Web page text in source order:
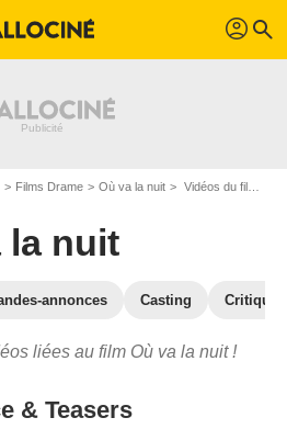
profil search
Films Drame Où va la nuit Vidéos du film Où va la nuit
la nuit
annonces Casting
liées au film Où va la nuit !
& Teasers